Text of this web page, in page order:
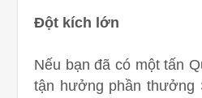
Đột kích lớn
Nếu bạn đã có một tấn
tận hưởng phần thưởng